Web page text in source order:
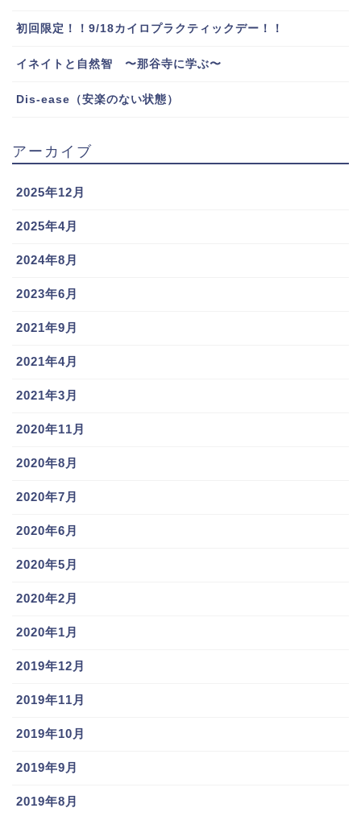
初回限定！！9/18カイロプラクティックデー！！
イネイトと自然智 〜那谷寺に学ぶ〜
Dis-ease（安楽のない状態）
アーカイブ
2025年12月
2025年4月
2024年8月
2023年6月
2021年9月
2021年4月
2021年3月
2020年11月
2020年8月
2020年7月
2020年6月
2020年5月
2020年2月
2020年1月
2019年12月
2019年11月
2019年10月
2019年9月
2019年8月